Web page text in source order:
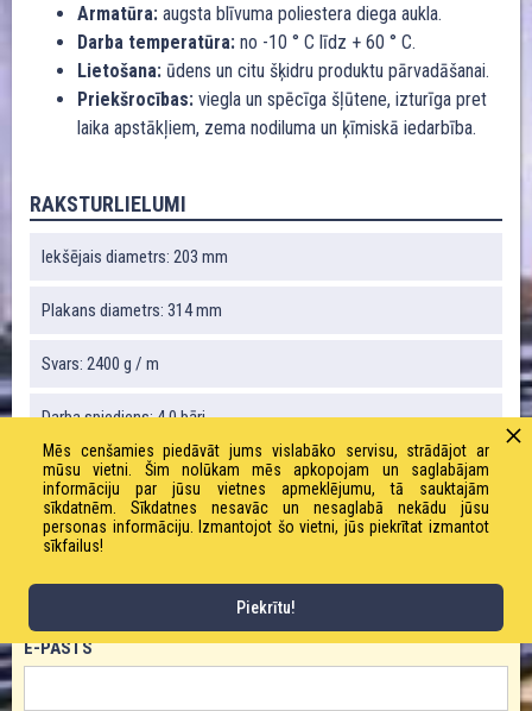
Armatūra: augsta blīvuma poliestera diega aukla.
Darba temperatūra: no -10 ° C līdz + 60 ° C.
Lietošana: ūdens un citu šķidru produktu pārvadāšanai.
Priekšrocības: viegla un spēcīga šļūtene, izturīga pret
laika apstākļiem, zema nodiluma un ķīmiskā iedarbība.
RAKSTURLIELUMI
Iekšējais diametrs: 203 mm
Plakans diametrs: 314 mm
Svars: 2400 g / m
Darba spiediens: 4,0 bāri
PASŪTĪT PRODUKTU!
E-PASTS
Mēs cenšamies piedāvāt jums vislabāko servisu, strādājot ar
mūsu vietni. Šim nolūkam mēs apkopojam un saglabājam
informāciju par jūsu vietnes apmeklējumu, tā sauktajām
sīkdatnēm. Sīkdatnes nesavāc un nesaglabā nekādu jūsu
personas informāciju. Izmantojot šo vietni, jūs piekrītat izmantot
sīkfailus!
Piekrītu!